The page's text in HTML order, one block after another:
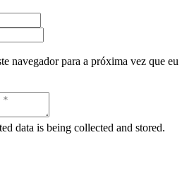
navegador para a próxima vez que eu
data is being collected and stored.